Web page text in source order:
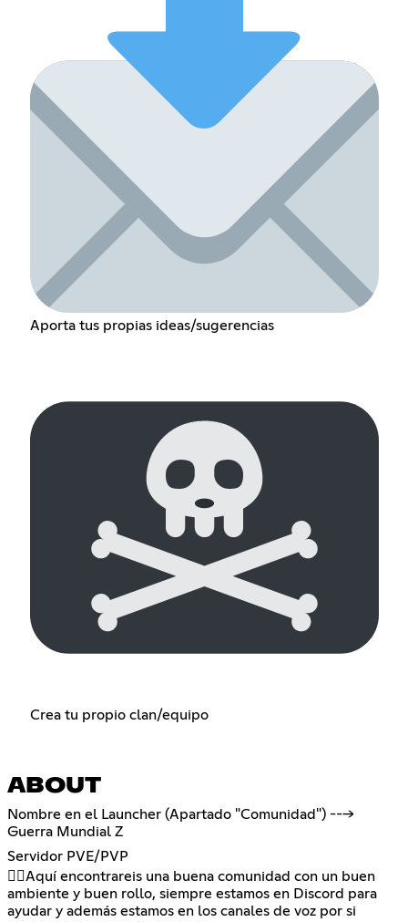
Aporta tus propias ideas/sugerencias
Crea tu propio clan/equipo
ABOUT
Nombre en el Launcher (Apartado "Comunidad") --->
Guerra Mundial Z
Servidor PVE/PVP
🙋‍♂️Aquí encontrareis una buena comunidad con un buen
ambiente y buen rollo, siempre estamos en Discord para
ayudar y además estamos en los canales de voz por si